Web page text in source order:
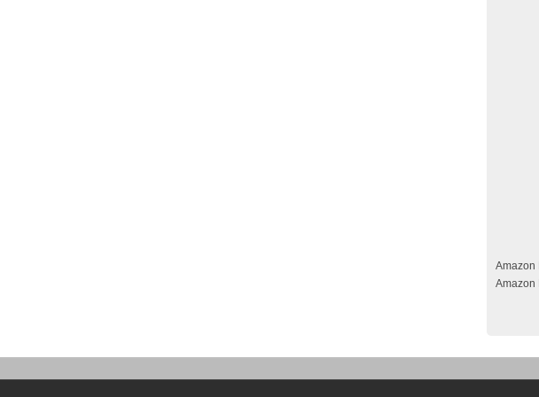
Amazon
Amazon